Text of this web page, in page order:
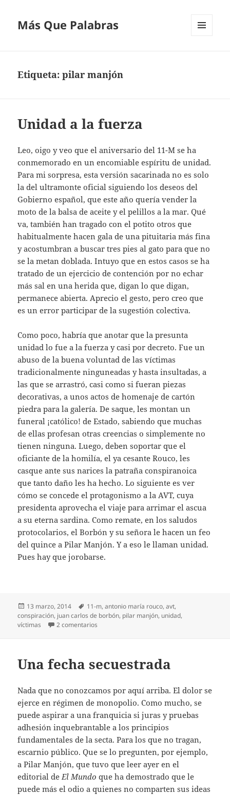
Más Que Palabras
Etiqueta:pilar manjón
Unidad a la fuerza
Leo, oigo y veo que el aniversario del 11-M se ha
conmemorado en un encomiable espíritu de unidad.
Para mi sorpresa, esta versión sacarinada no es solo
la del ultramonte oficial siguiendo los deseos del
Gobierno español, que este año quería vender la
moto de la balsa de aceite y el pelillos a la mar. Qué
va, también han tragado con el potito otros que
habitualmente hacen gala de una pituitaria más fina
y acostumbran a buscar tres pies al gato para que no
se la metan doblada. Intuyo que en estos casos se ha
tratado de un ejercicio de contención por no echar
más sal en una herida que, digan lo que digan,
permanece abierta. Aprecio el gesto, pero creo que
es un error participar de la sugestión colectiva.
Como poco, habría que anotar que la presunta
unidad lo fue a la fuerza y casi por decreto. Fue un
abuso de la buena voluntad de las víctimas
tradicionalmente ninguneadas y hasta insultadas, a
las que se arrastró, casi como si fueran piezas
decorativas, a unos actos de homenaje de cartón
piedra para la galería. De saque, les montan un
funeral ¡católico! de Estado, sabiendo que muchas
de ellas profesan otras creencias o simplemente no
tienen ninguna. Luego, deben soportar que el
oficiante de la homilía, el ya cesante Rouco, les
casque ante sus narices la patraña conspiranoica
que tanto daño les ha hecho. Lo siguiente es ver
cómo se concede el protagonismo a la AVT, cuya
presidenta aprovecha el viaje para arrimar el ascua
a su eterna sardina. Como remate, en los saludos
protocolarios, el Borbón y su señora le hacen un feo
del quince a Pilar Manjón. Y a eso le llaman unidad.
Pues hay que jorobarse.
Publicado
el
13 marzo, 2014 Etiquetas
11-m,antonio maría rouco,avt,
conspiración, juan carlos de borbón, pilar manjón, unidad,
víctimas
2 comentarios
Una fecha secuestrada
Nada que no conozcamos por aquí arriba. El dolor se
ejerce en régimen de monopolio. Como mucho, se
puede aspirar a una franquicia si juras y pruebas
adhesión inquebrantable a los principios
fundamentales de la secta. Para los que no tragan,
escarnio público. Que se lo pregunten, por ejemplo,
a Pilar Manjón, que tuvo que leer ayer en el
editorial de El Mundo que ha demostrado que le
puede más el odio a quienes no comparten sus ideas